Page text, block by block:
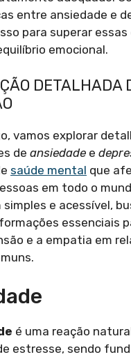
entre ansiedade e
para superar essas
emocional.
DETALHADA
vamos explorar
de ansiedade e
saúde mental que
em todo o
simples e acessível,
essenciais
e a empatia em
é uma reação
estresse, sendo